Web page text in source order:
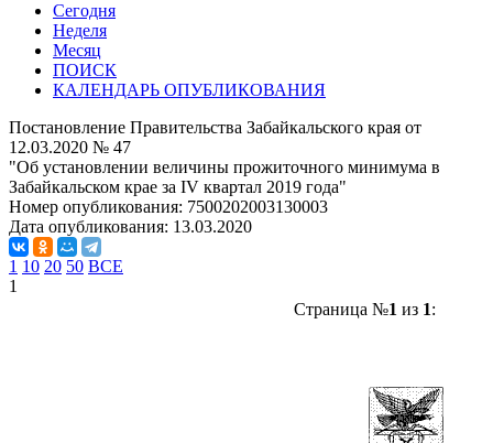
Сегодня
Неделя
Месяц
ПОИСК
КАЛЕНДАРЬ ОПУБЛИКОВАНИЯ
Постановление Правительства Забайкальского края от
12.03.2020 № 47
"Об установлении величины прожиточного минимума в
Забайкальском крае за IV квартал 2019 года"
Номер опубликования: 7500202003130003
Дата опубликования: 13.03.2020
1 10 20 50 ВСЕ
1
Страница №1 из 1: